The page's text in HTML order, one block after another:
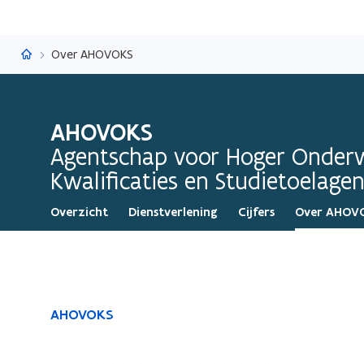
AHOVOKSOver AHOVOKS
AHOVOKS
Agentschap voor Hoger
Kwalificaties en Studietoelagen
Overzicht Dienstverlening Cijfers Over
Gedaan
AHOVOKS